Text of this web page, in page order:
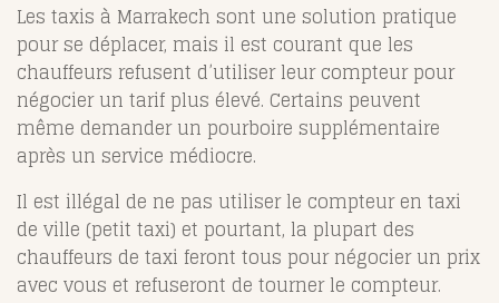
Les taxis à Marrakech sont une solution pratique
pour se déplacer, mais il est courant que les
chauffeurs refusent d’utiliser leur compteur pour
négocier un tarif plus élevé. Certains peuvent
même demander un pourboire supplémentaire
après un service médiocre.
Il est illégal de ne pas utiliser le compteur en taxi
de ville (petit taxi) et pourtant, la plupart des
chauffeurs de taxi feront tous pour négocier un prix
avec vous et refuseront de tourner le compteur.